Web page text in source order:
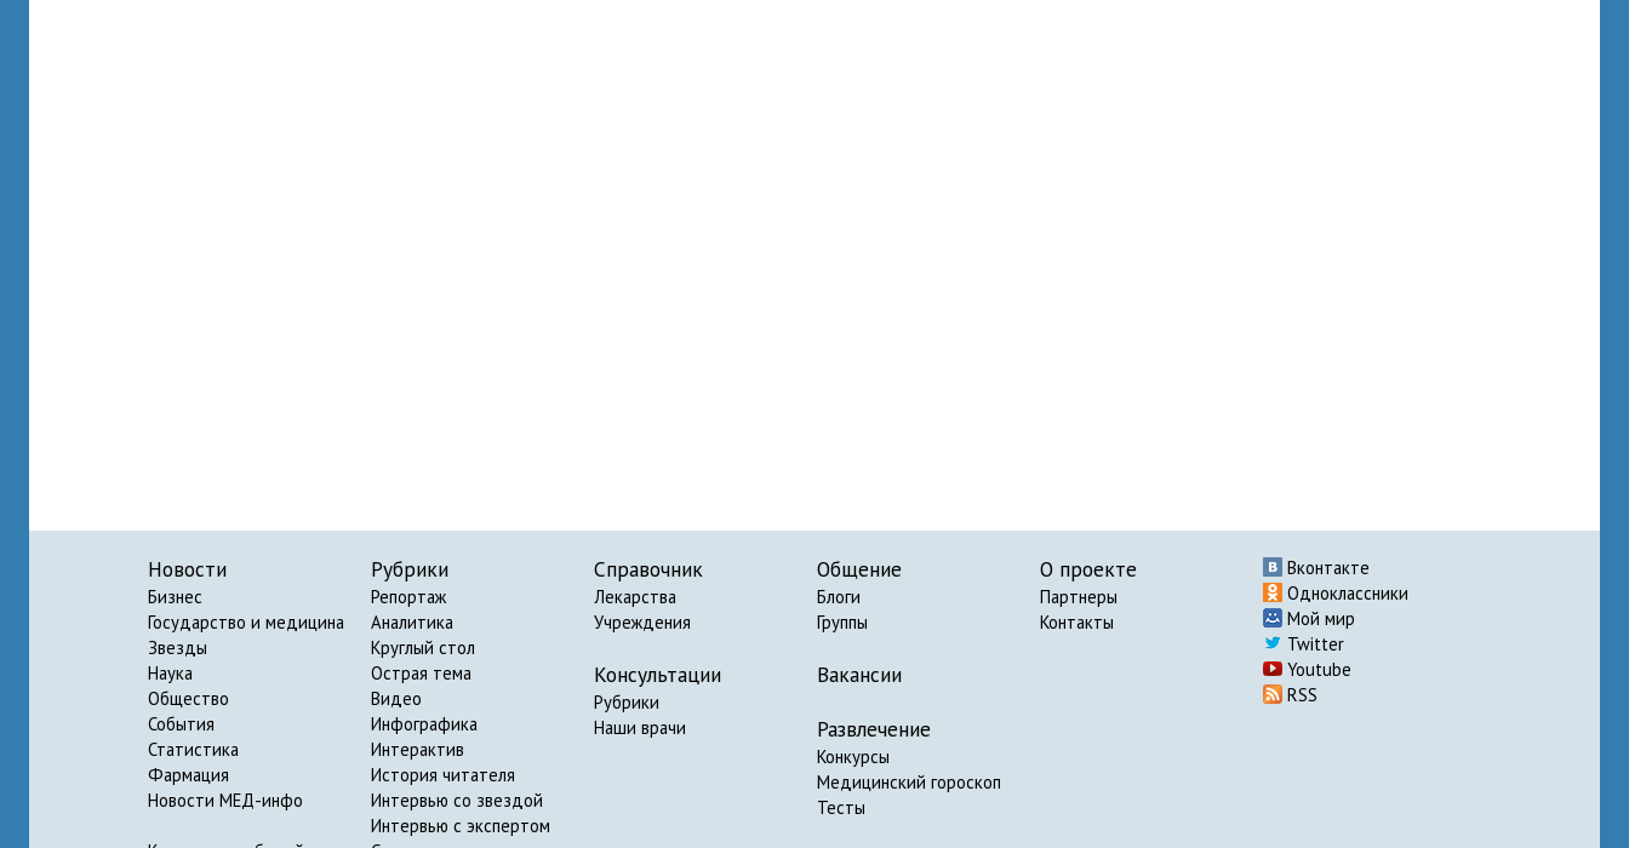
Новости
Бизнес
Государство и медицина
Звезды
Наука
Общество
События
Статистика
Фармация
Новости МЕД-инфо
Рубрики
Репортаж
Аналитика
Круглый стол
Острая тема
Видео
Инфографика
Интерактив
История читателя
Интервью со звездой
Интервью с экспертом
Справочник
Лекарства
Учреждения
Консультации
Рубрики
Наши врачи
Общение
Блоги
Группы
Вакансии
Развлечение
Конкурсы
Медицинский гороскоп
Тесты
О проекте
Партнеры
Контакты
Вконтакте
Одноклассники
Мой мир
Twitter
Youtube
RSS